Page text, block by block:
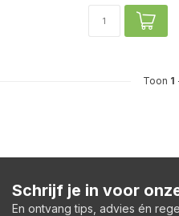
Toon 1
Schrijf je in voor
En ontvang tips, advies én